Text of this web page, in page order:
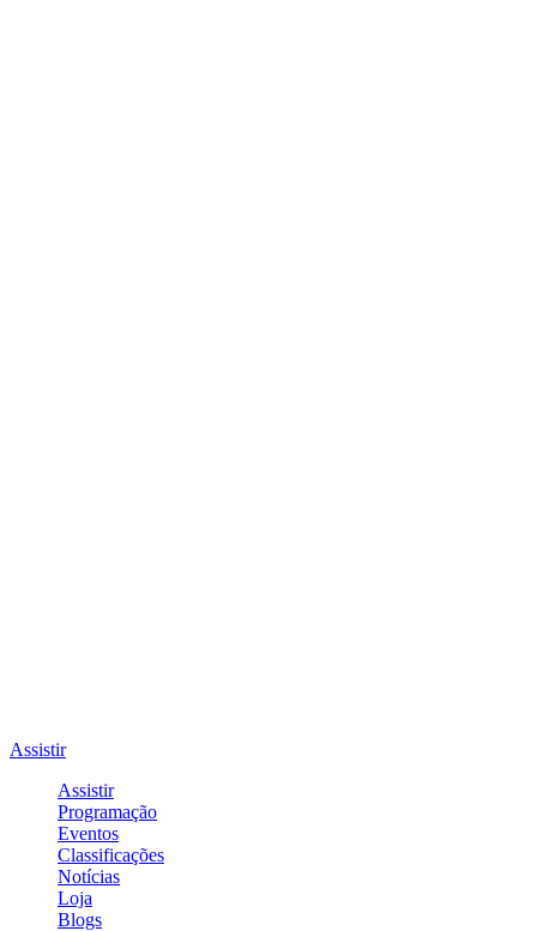
Assistir
Assistir
Programação
Eventos
Classificações
Notícias
Loja
Blogs